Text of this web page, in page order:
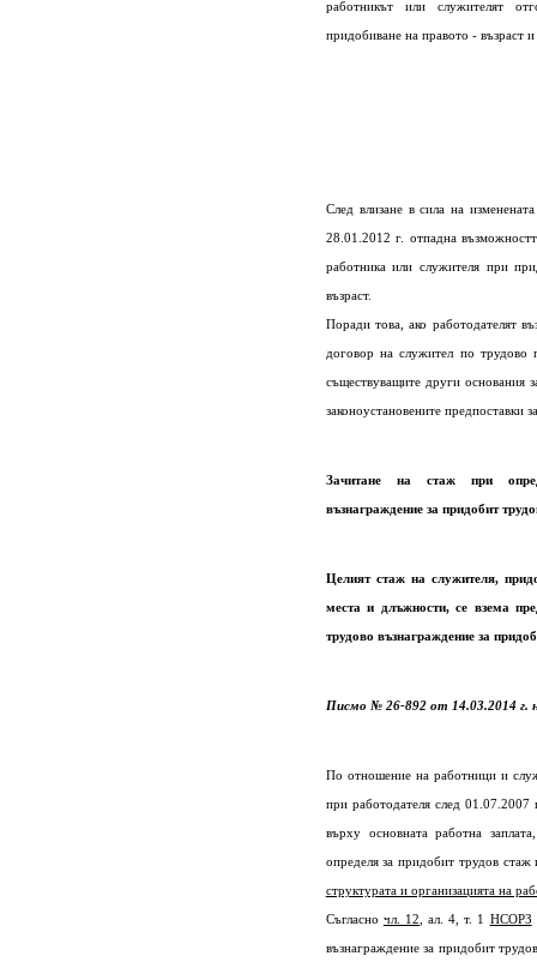
работникът или служителят
придобиване на правото - възраст
След влизане в сила на
28.01.2012 г. отпадна
работника или служителя при
възраст.
Поради това, ако работодателят
договор на служител по трудово
съществуващите други основания
законоустановените предпоставки
Зачитане на стаж при
възнаграждение за придобит
Целият стаж на служителя,
места и длъжности, се взема
трудово възнаграждение за
Писмо № 26-892 от 14.03.2014
По отношение на работници и
при работодателя след
върху основната работна
определя за придобит трудов
структурата и организацията на
Съгласно чл. 12 , ал. 4, т. 1 НСОРЗ
възнаграждение за придобит